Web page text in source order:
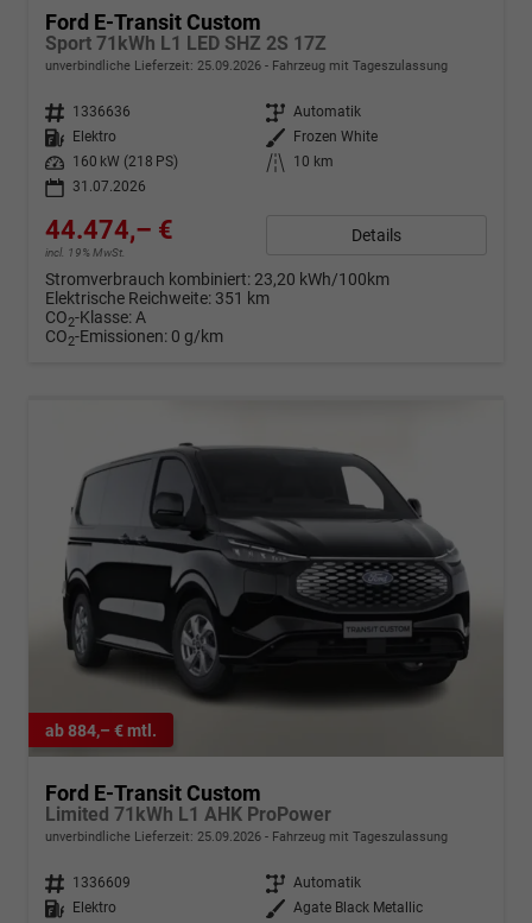
Ford E-Transit Custom
Sport 71kWh L1 LED SHZ 2S 17Z
unverbindliche Lieferzeit: 25.09.2026 Fahrzeug mit Tageszulassung
Fahrzeugnr. 1336636 Getriebe Automatik
Kraftstoff
Elektro Außenfarbe
Frozen White
Leistung
160 kW (218 PS) Kilometerstand
10 km
31.07.2026
44.474,– €
incl. 19% MwSt.
Details
Stromverbrauch kombiniert: 23,20 kWh/100km
Elektrische Reichweite: 351 km
CO2-Klasse:A
CO2-Emissionen: 0 g/km
ab 884,– € mtl.
Ford E-Transit Custom
Limited 71kWh L1 AHK ProPower
unverbindliche Lieferzeit: 25.09.2026 Fahrzeug mit Tageszulassung
Fahrzeugnr. 1336609 Getriebe Automatik
Kraftstoff
Elektro Außenfarbe Agate Black Metallic